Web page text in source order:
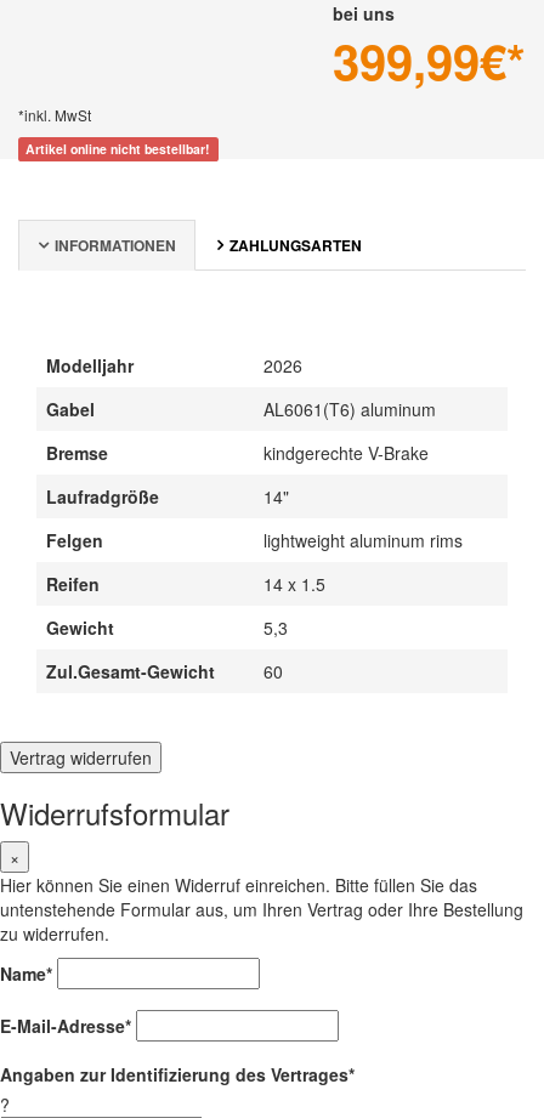
bei uns
399,99€*
*inkl. MwSt
Artikel online nicht bestellbar!
INFORMATIONEN ZAHLUNGSARTEN
Modelljahr
2026
Gabel
AL6061(T6) aluminum
Bremse
kindgerechte V-Brake
Laufradgröße
14"
Felgen
lightweight aluminum rims
Reifen
14 x 1.5
Gewicht
5,3
Zul.Gesamt-Gewicht
60
Vertrag widerrufen
Widerrufsformular
×
Hier können Sie einen Widerruf einreichen. Bitte füllen Sie das
untenstehende Formular aus, um Ihren Vertrag oder Ihre Bestellung
zu widerrufen.
Name*
E-Mail-Adresse*
Angaben zur Identifizierung des Vertrages*
?